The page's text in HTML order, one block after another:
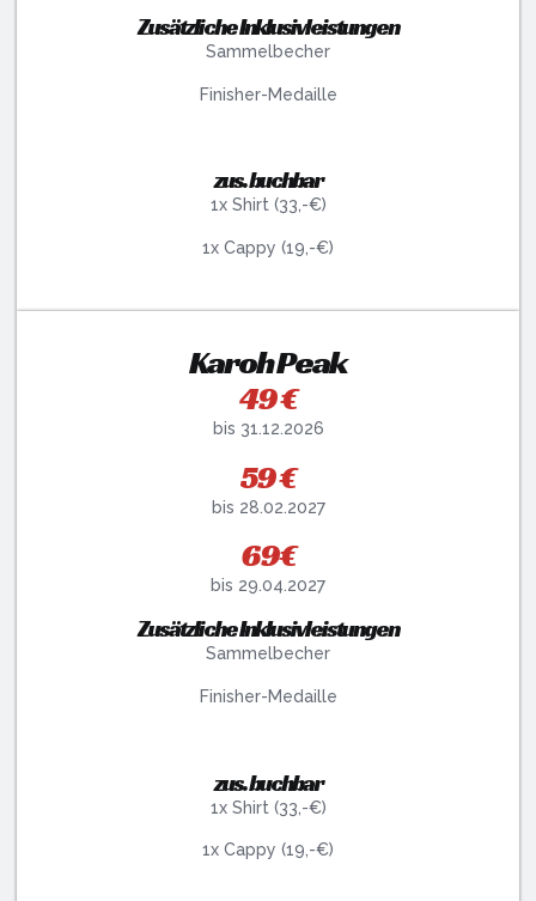
Zusätzliche Inklusivleistungen
Sammelbecher
Finisher-Medaille
zus. buchbar
1x Shirt (33,-€)
1x Cappy (19,-€)
Karoh Peak
49 €
bis 31.12.2026
59 €
bis 28.02.2027
69€
bis 29.04.2027
Zusätzliche Inklusivleistungen
Sammelbecher
Finisher-Medaille
zus. buchbar
1x Shirt (33,-€)
1x Cappy (19,-€)